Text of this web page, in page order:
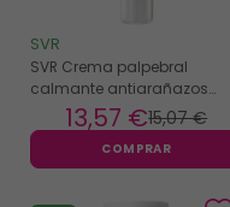
SVR
SVR Crema palpebral
calmante antiarañazos
para párpados 15ml
15,07 €
13,57 €
COMPRAR